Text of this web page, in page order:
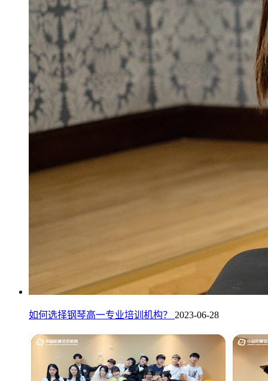
如何选择钢琴高一专业培训机构？ 2023-06-28